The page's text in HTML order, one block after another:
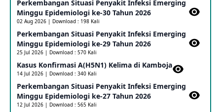
Update Informasi PHEIC Penyakit Ebola
23 May 2026
Penetapan Outbreak Penyakit Ebola di RD Kongo dan
Uganda Sebagai PHEIC
17 May 2026
Outbreak Penyakti Ebola di RD Kongo
16 May 2026
Perkembangan Situasi Penyakit Infeksi Emerging
Minggu Epidemiologi ke-30 Tahun 2026
02 Aug 2026 | Download : 198 Kali
Perkembangan Situasi Penyakit Infeksi Emerging
Minggu Epidemiologi ke-29 Tahun 2026
25 Jul 2026 | Download : 570 Kali
Kasus Konfirmasi A(H5N1) Kelima di Kamboja​
14 Jul 2026 | Download : 340 Kali
Perkembangan Situasi Penyakit Infeksi Emerging
Minggu Epidemiologi ke-27 Tahun 2026
12 Jul 2026 | Download : 565 Kali